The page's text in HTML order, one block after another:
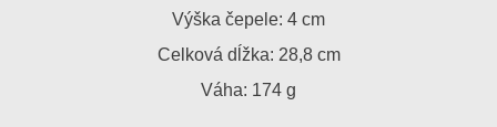
Výška čepele: 4 cm
Celková dĺžka: 28,8 cm
Váha: 174 g